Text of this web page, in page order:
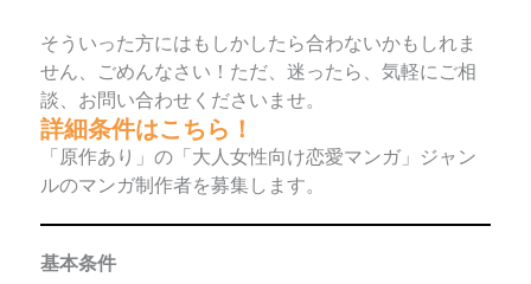
そういった方にはもしかしたら合わないかもしれま
せん、ごめんなさい！ただ、迷ったら、気軽にご相
談、お問い合わせくださいませ。
詳細条件はこちら！
「原作あり」の「大人女性向け恋愛マンガ」ジャン
ルのマンガ制作者を募集します。
基本条件